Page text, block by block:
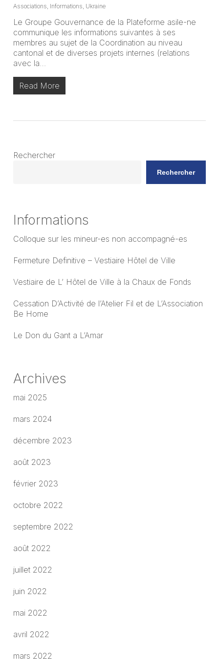
Associations, Informations, Ukraine
Le Groupe Gouvernance de la Plateforme asile-ne
communique les informations suivantes à ses
membres au sujet de la Coordination au niveau
cantonal et de diverses projets internes (relations
avec la…
Read More
Rechercher
Rechercher
Informations
Colloque sur les mineur-es non accompagné-es
Fermeture Definitive – Vestiaire Hôtel de Ville
Vestiaire de L’ Hôtel de Ville à la Chaux de Fonds
Cessation D’Activité de l’Atelier Fil et de L’Association
Be Home
Le Don du Gant a L’Amar
Archives
mai 2025
mars 2024
décembre 2023
août 2023
février 2023
octobre 2022
septembre 2022
août 2022
juillet 2022
juin 2022
mai 2022
avril 2022
mars 2022